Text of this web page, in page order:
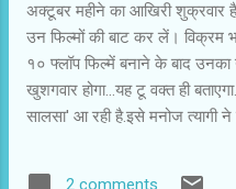
अक्टूबर महीने का आखिरी शुक्रवार
उन फिल्मों की बाट कर लें।
१० फ्लॉप फिल्में बनाने के बाद
खुशगवार होगा...यह टू वक्त ही
सालसा' आ रही है.इसे मनोज त्यागी
रिश्तों की ऐसी उलझन समझना छोटे
2 comments